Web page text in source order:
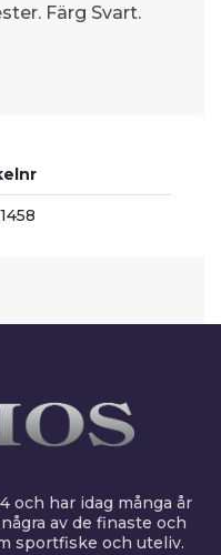
Färg Svart.
och har idag många år
av de finaste och
sportfiske och uteliv.